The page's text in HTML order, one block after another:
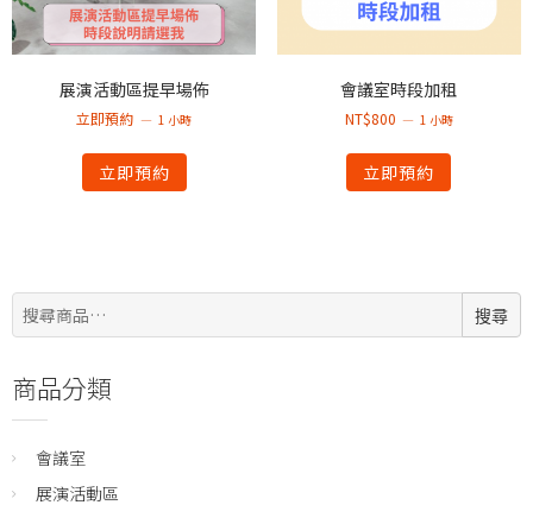
展演活動區提早場佈
立即預約 1 小時
立即預約
會議室時段加租
NT$800 1 小時
立即預約
搜
尋:
搜尋
商品分類
會議室
展演活動區